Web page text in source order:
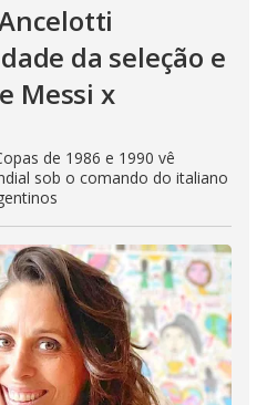
da seleção e
Messi x
de 1986 e 1990 vê
sob o comando do italiano